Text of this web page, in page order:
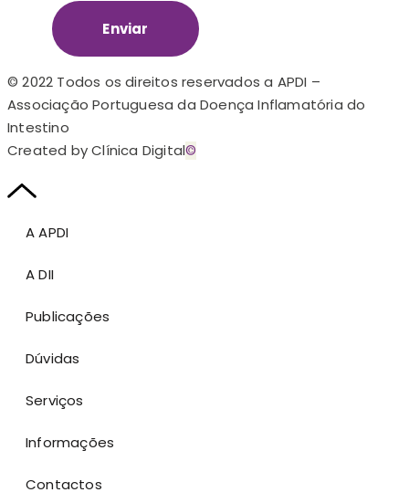
Enviar
© 2022 Todos os direitos reservados a APDI –
Associação Portuguesa da Doença Inflamatória do
Intestino
Created by Clínica Digital©
A APDI
A DII
Publicações
Dúvidas
Serviços
Informações
Contactos